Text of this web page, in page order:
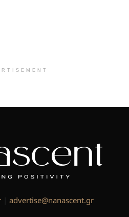
advertise@nanascent.gr